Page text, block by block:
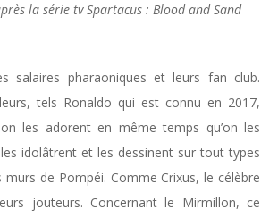
la série tv Spartacus : Blood and Sand
salaires pharaoniques et leurs fan club.
tels Ronaldo qui est connu en 2017,
les adorent en même temps qu’on les
idolâtrent et les dessinent sur tout types
de Pompéi. Comme Crixus, le célèbre
jouteurs. Concernant le Mirmillon, ce